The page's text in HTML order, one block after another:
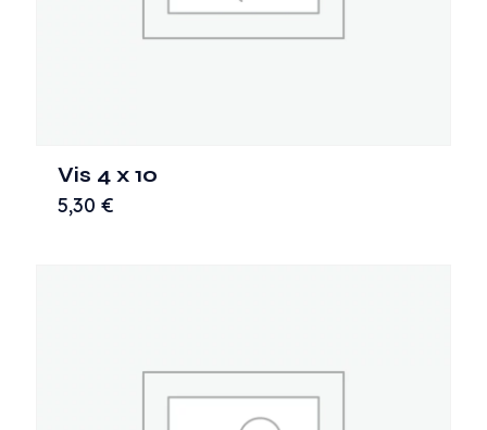
Vis 4 x 10
5,30 €